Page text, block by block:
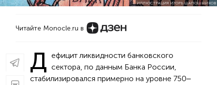
ИЛЛЮСТРАЦИЯ ИГОРЬ ШАПОШНИКОВ
Читайте Monocle.ru в
Д ефицит ликвидности банковского
сектора, по данным Банка России,
стабилизировался примерно на уровне 750‒